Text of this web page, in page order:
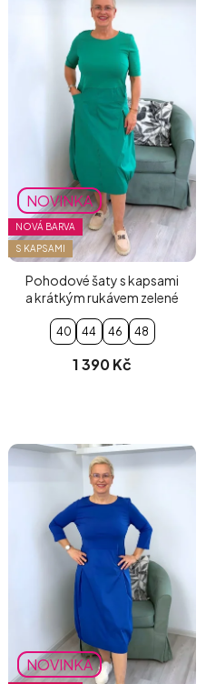
NOVINKA
NOVÁ BARVA
S KAPSAMI
Pohodové šaty s kapsami
a krátkým rukávem zelené
40 44 46 48
1 390 Kč
NOVINKA